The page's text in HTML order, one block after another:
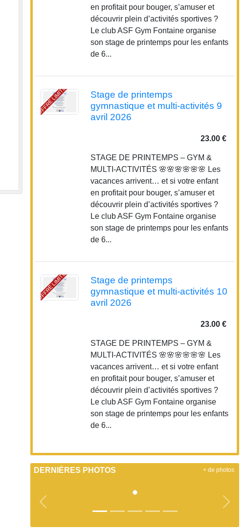
en profitait pour bouger, s’amuser et
découvrir plein d’activités sportives ?
Le club ASF Gym Fontaine organise
son stage de printemps pour les enfants
de 6...
OFFRE LIMITÉE
Stage de printemps
gymnastique et multi-activités 9
avril 2026
23.00 €
STAGE DE PRINTEMPS – GYM &
MULTI-ACTIVITÉS 🌸🌸🌸🌸🌸🌸 Les
vacances arrivent… et si votre enfant
en profitait pour bouger, s’amuser et
découvrir plein d’activités sportives ?
Le club ASF Gym Fontaine organise
son stage de printemps pour les enfants
de 6...
OFFRE LIMITÉE
Stage de printemps
gymnastique et multi-activités 10
avril 2026
23.00 €
STAGE DE PRINTEMPS – GYM &
MULTI-ACTIVITÉS 🌸🌸🌸🌸🌸🌸 Les
vacances arrivent… et si votre enfant
en profitait pour bouger, s’amuser et
découvrir plein d’activités sportives ?
Le club ASF Gym Fontaine organise
son stage de printemps pour les enfants
de 6...
DERNIÈRES PHOTOS
Précedent
+ de photos